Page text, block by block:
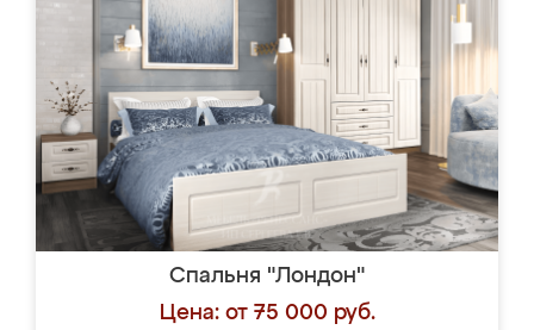
Спальня "Лондон"
Цена: от 75 000 руб.